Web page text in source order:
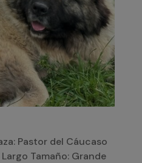
Pastor del Cáucaso
Tamaño: Grande